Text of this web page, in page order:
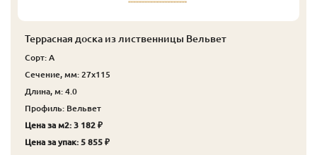
Террасная доска из лиственницы Вельвет
Сорт: А
Сечение, мм: 27x115
Длина, м: 4.0
Профиль: Вельвет
Цена за м2: 3 182 ₽
Цена за упак: 5 855 ₽